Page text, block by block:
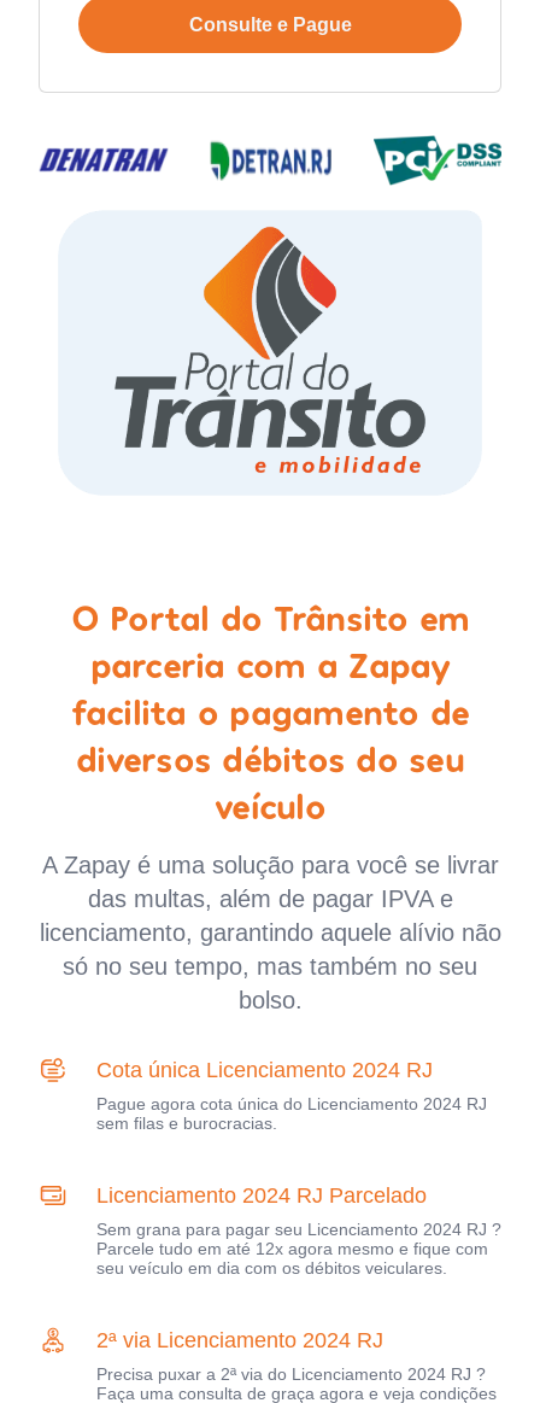
Consulte e Pague
O Portal do Trânsito em
parceria com a Zapay
facilita o pagamento de
diversos débitos do seu
veículo
A Zapay é uma solução para você se livrar
das multas, além de pagar IPVA e
licenciamento, garantindo aquele alívio não
só no seu tempo, mas também no seu
bolso.
Cota única Licenciamento 2024 RJ
Pague agora cota única do Licenciamento 2024 RJ
sem filas e burocracias.
Licenciamento 2024 RJ Parcelado
Sem grana para pagar seu Licenciamento 2024 RJ ?
Parcele tudo em até 12x agora mesmo e fique com
seu veículo em dia com os débitos veiculares.
2ª via Licenciamento 2024 RJ
Precisa puxar a 2ª via do Licenciamento 2024 RJ ?
Faça uma consulta de graça agora e veja condições